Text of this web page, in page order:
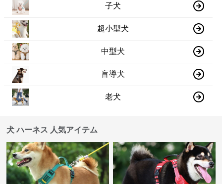
子犬
超小型犬
中型犬
盲導犬
老犬
犬 ハーネス 人気アイテム